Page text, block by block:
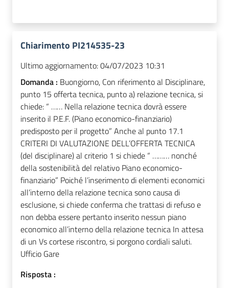
Chiarimento PI214535-23
Ultimo aggiornamento:04/07/2023 10:31
Domanda : Buongiorno, Con riferimento al Disciplinare,
punto 15 offerta tecnica, punto a) relazione tecnica, si
chiede: “ …… Nella relazione tecnica dovrà essere
inserito il P.E.F. (Piano economico-finanziario)
predisposto per il progetto” Anche al punto 17.1
CRITERI DI VALUTAZIONE DELL’OFFERTA TECNICA
(del disciplinare) al criterio 1 si chiede “ ……… nonché
della sostenibilità del relativo Piano economico-
finanziario” Poiché l’inserimento di elementi economici
all’interno della relazione tecnica sono causa di
esclusione, si chiede conferma che trattasi di refuso e
non debba essere pertanto inserito nessun piano
economico all’interno della relazione tecnica In attesa
di un Vs cortese riscontro, si porgono cordiali saluti.
Ufficio Gare
Risposta :